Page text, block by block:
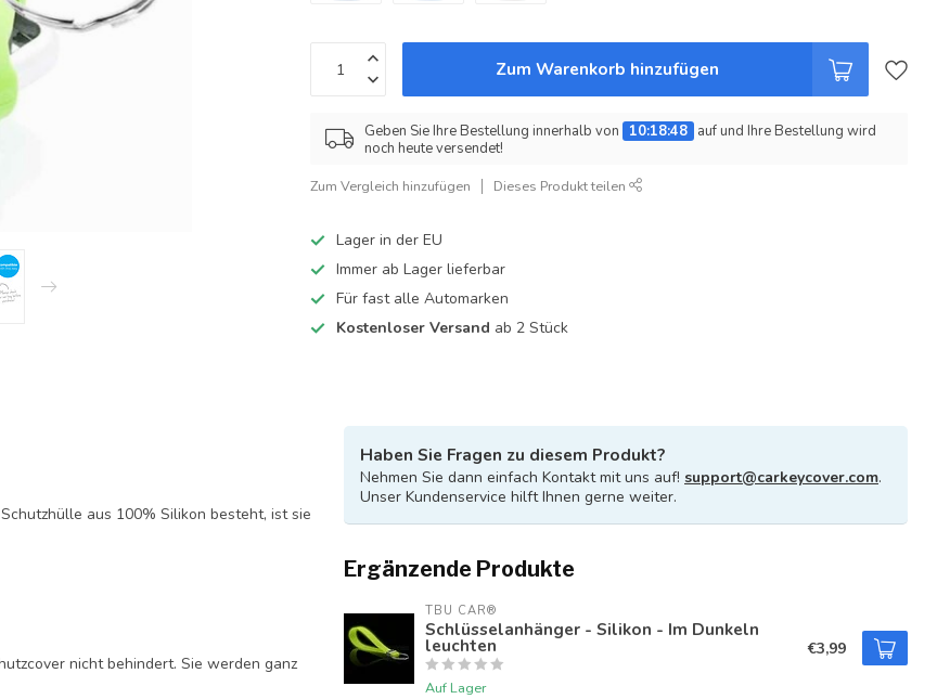
Zum Warenkorb hinzufügen
Geben Sie Ihre Bestellung innerhalb von 10:18:47 auf und Ihre Bestellung wird
noch heute versendet!
Zum Vergleich hinzufügen Dieses Produkt teilen
Lager in der EU
Immer ab Lager lieferbar
Für fast alle Automarken
Kostenloser Versand ab 2 Stück
aus 100% Silikon besteht, ist sie
nicht behindert. Sie werden ganz
Haben Sie Fragen zu diesem Produkt?
Nehmen Sie dann einfach Kontakt mit uns auf! support@carkeycover.com.
Unser Kundenservice hilft Ihnen gerne weiter.
Ergänzende Produkte
TBU CAR®
Schlüsselanhänger - Silikon - Im Dunkeln
leuchten
Auf Lager
€3,99